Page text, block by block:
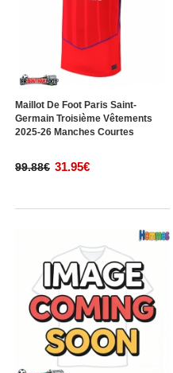
Maillot De Foot Paris Saint-
Germain Troisième Vêtements
2025-26 Manches Courtes
99.88€ 31.95€